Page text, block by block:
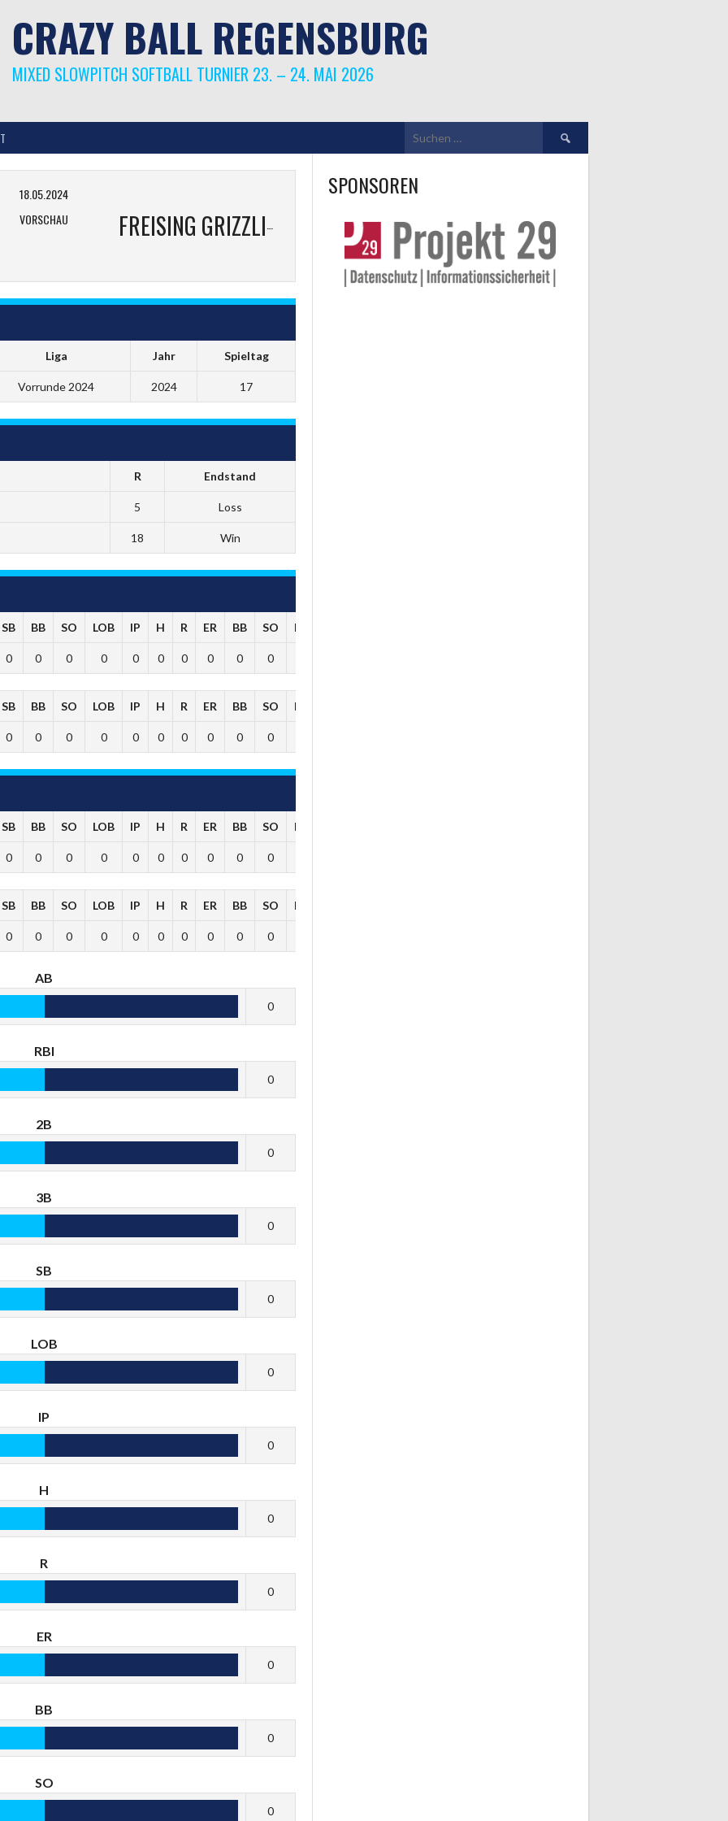
CRAZY BALL REGENSBURG
MIXED SLOWPITCH SOFTBALL TURNIER 23. – 24. MAI 2026
Suchen
nach:
18.05.2024
VORSCHAU
Liga Jahr Spieltag
Vorrunde 2024 2024 17
R Endstand
5 Loss
18 Win
SB BB SO LOB IP H R ER BB SO HR
0 0 0 0 0 0 0 0 0 0
SB BB SO LOB IP H R ER BB SO HR
0 0 0 0 0 0 0 0 0 0
SB BB SO LOB IP H R ER BB SO HR
0 0 0 0 0 0 0 0 0 0
SB BB SO LOB IP H R ER BB SO HR
0 0 0 0 0 0 0 0 0 0
AB
0
RBI
0
2B
0
3B
0
SB
0
LOB
0
IP
0
H
0
R
0
ER
0
BB
0
SO
0
SPONSOREN